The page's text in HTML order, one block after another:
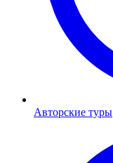
Авторские туры